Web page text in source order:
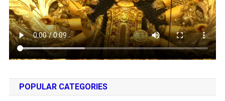
POPULAR CATEGORIES